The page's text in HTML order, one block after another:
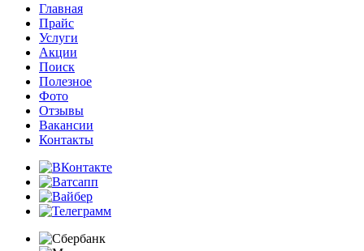
Главная
Прайс
Услуги
Акции
Поиск
Полезное
Фото
Отзывы
Вакансии
Контакты